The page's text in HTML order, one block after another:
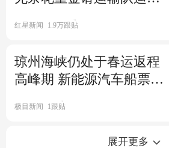
红星新闻 1.9万跟贴
琼州海峡仍处于春运返程
高峰期 新能源汽车船票紧
极目新闻 1跟贴
海口三港各待渡车场已饱和 滞
展开更多